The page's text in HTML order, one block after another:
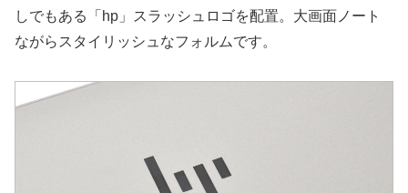
しでもある「hp」スラッシュロゴを配置。大画面ノート
ながらスタイリッシュなフォルムです。